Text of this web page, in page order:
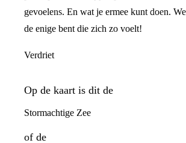
gevoelens. En wat je ermee kunt doen.
de enige bent die zich zo voelt!
Verdriet
Op de kaart is dit de
Stormachtige Zee
of de